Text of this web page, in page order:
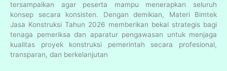
tersampaikan agar peserta mampu menerapkan seluruh
konsep secara konsisten. Dengan demikian, Materi Bimtek
Jasa Konstruksi Tahun 2026 memberikan bekal strategis bagi
tenaga pemeriksa dan aparatur pengawasan untuk menjaga
kualitas proyek konstruksi pemerintah secara profesional,
transparan, dan berkelanjutan